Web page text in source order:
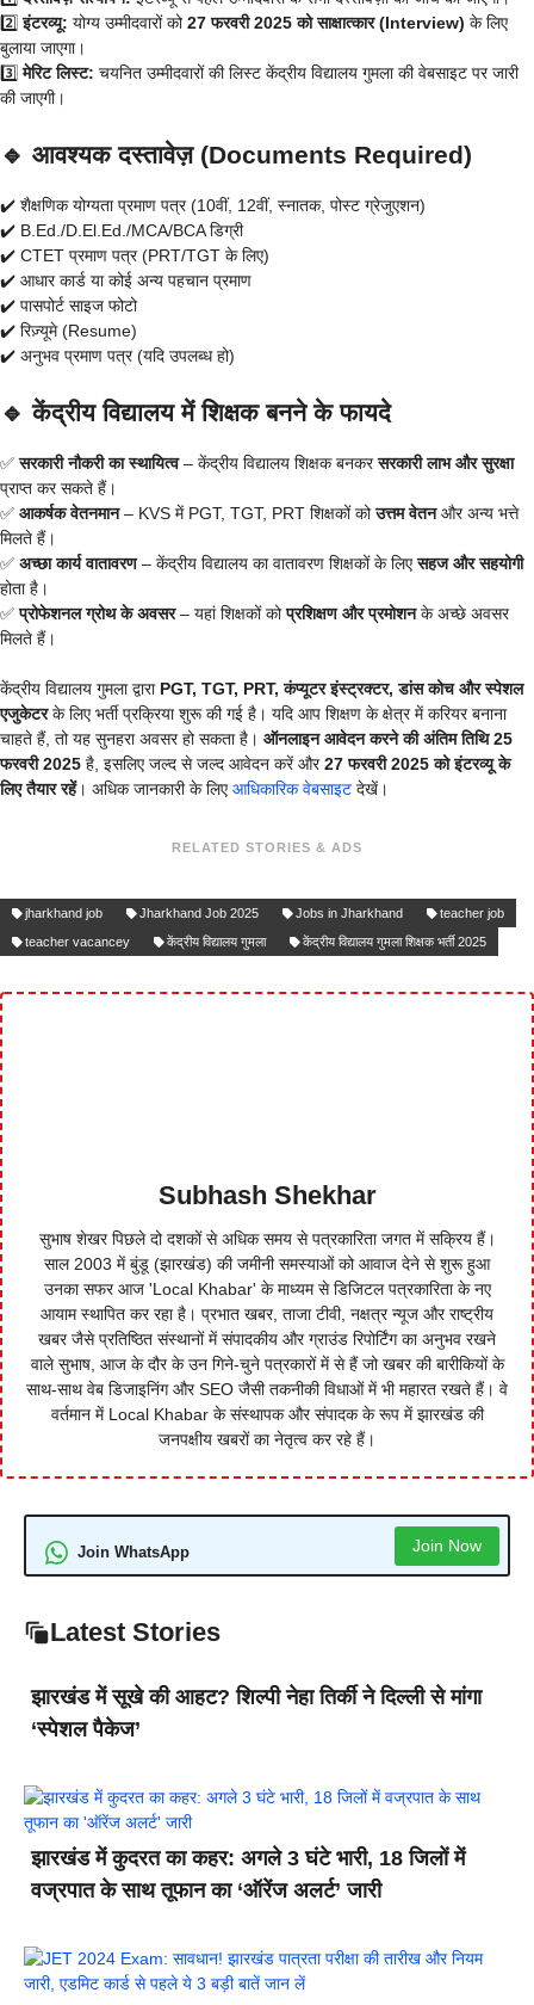
2️⃣इंटरव्यू: योग्य उम्मीदवारों को27 फरवरी 2025 को साक्षात्कार (Interview) के लिए
बुलाया जाएगा।
3️⃣मेरिट लिस्ट: चयनित उम्मीदवारों की लिस्ट केंद्रीय विद्यालय गुमला की वेबसाइट पर जारी
की जाएगी।
🔹 आवश्यक दस्तावेज़ (Documents Required)
✔️ शैक्षणिक योग्यता प्रमाण पत्र (10वीं, 12वीं, स्नातक, पोस्ट ग्रेजुएशन)
✔️ B.Ed./D.El.Ed./MCA/BCA डिग्री
✔️ CTET प्रमाण पत्र (PRT/TGT के लिए)
✔️ आधार कार्ड या कोई अन्य पहचान प्रमाण
✔️ पासपोर्ट साइज फोटो
✔️ रिज़्यूमे (Resume)
✔️ अनुभव प्रमाण पत्र (यदि उपलब्ध हो)
🔹 केंद्रीय विद्यालय में शिक्षक बनने के फायदे
✅सरकारी नौकरी का स्थायित्व– केंद्रीय विद्यालय शिक्षक बनकरसरकारी लाभ और सुरक्षा
प्राप्त कर सकते हैं।
✅ आकर्षक वेतनमान– KVS में PGT, TGT, PRT शिक्षकों कोउत्तम वेतनऔर अन्य भत्ते
मिलते हैं।
✅ अच्छा कार्य वातावरण– केंद्रीय विद्यालय का वातावरण शिक्षकों के लिएसहज और सहयोगी
होता है।
✅प्रोफेशनल ग्रोथ के अवसर– यहां शिक्षकों कोप्रशिक्षण और प्रमोशनके अच्छे अवसर
मिलते हैं।
केंद्रीय विद्यालय गुमला द्वारा PGT, TGT, PRT, कंप्यूटर इंस्ट्रक्टर, डांस कोच और स्पेशल
एजुकेटरके लिए भर्ती प्रक्रिया शुरू की गई है। यदि आप शिक्षण के क्षेत्र में करियर बनाना
चाहते हैं, तो यह सुनहरा अवसर हो सकता है। ऑनलाइन आवेदन करने की अंतिम तिथि 25
फरवरी 2025 है, इसलिए जल्द से जल्द आवेदन करें और27 फरवरी 2025 को इंटरव्यू के
लिए तैयार रहें। अधिक जानकारी के लिएआधिकारिक वेबसाइट देखें।
RELATED STORIES & ADS
jharkhand job Jharkhand Job 2025 Jobs in Jharkhand
teacher job
teacher vacancey
केंद्रीय विद्यालय गुमला केंद्रीय विद्यालय गुमला शिक्षक भर्ती 2025
Subhash Shekhar
सुभाष शेखर पिछले दो दशकों से अधिक समय से पत्रकारिता जगत में सक्रिय हैं।
साल 2003 में बुंडू (झारखंड) की जमीनी समस्याओं को आवाज देने से शुरू हुआ
उनका सफर आज 'Local Khabar' के माध्यम से डिजिटल पत्रकारिता के नए
आयाम स्थापित कर रहा है। प्रभात खबर, ताजा टीवी, नक्षत्र न्यूज और राष्ट्रीय
खबर जैसे प्रतिष्ठित संस्थानों में संपादकीय और ग्राउंड रिपोर्टिंग का अनुभव रखने
वाले सुभाष, आज के दौर के उन गिने-चुने पत्रकारों में से हैं जो खबर की बारीकियों के
साथ-साथ वेब डिजाइनिंग और SEO जैसी तकनीकी विधाओं में भी महारत रखते हैं। वे
वर्तमान में Local Khabar के संस्थापक और संपादक के रूप में झारखंड की
जनपक्षीय खबरों का नेतृत्व कर रहे हैं।
Join WhatsApp Join Now
Latest Stories
झारखंड में सूखे की आहट? शिल्पी नेहा तिर्की ने दिल्ली से मांगा
‘स्पेशल पैकेज’
झारखंड में कुदरत का कहर: अगले 3 घंटे भारी, 18 जिलों में
वज्रपात के साथ तूफान का ‘ऑरेंज अलर्ट’ जारी